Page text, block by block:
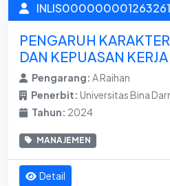
INLIS000000001263261
PENGARUH
DAN KEPUASAN
Pengarang: A Raihan
Penerbit: Universitas Bina
Tahun: 2024
MANAJEMEN
Detail